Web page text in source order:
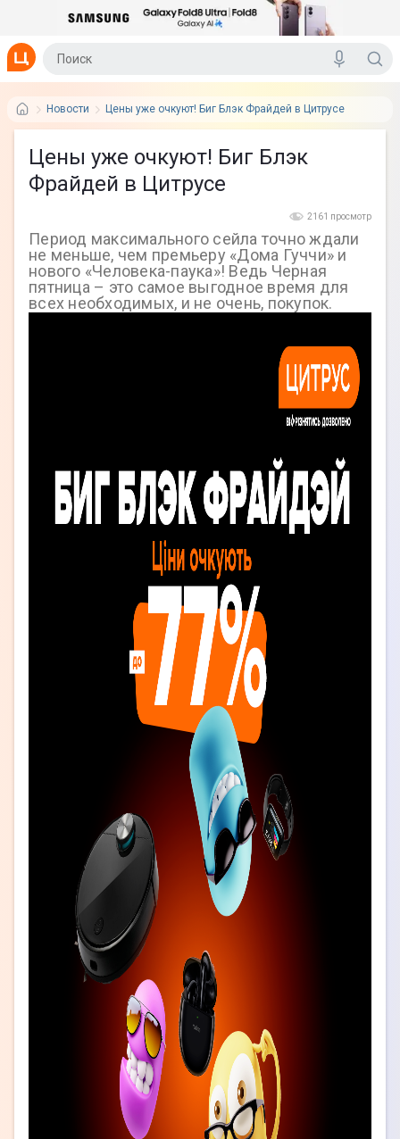
Новости Цены‌ ‌уже‌ ‌очкуют!‌ Биг‌ ‌Блэк‌ ‌Фрайдей‌ ‌в‌ ‌Цитрусе‌
Цены‌ ‌уже‌ ‌очкуют!‌ Биг‌ ‌Блэк‌
‌Фрайдей‌ ‌в‌ ‌Цитрусе‌
2161 просмотр
Период максимального сейла точно ждали
не меньше, чем премьеру «Дома Гуччи» и
нового «Человека-паука»! Ведь Черная
пятница – это самое выгодное время для
всех необходимых, и не очень, покупок.